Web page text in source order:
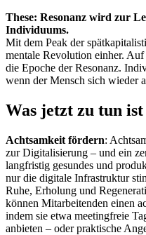
These: Resonanz wird zur
Individuums.
Mit dem Peak der
mentale Revolution einher.
die Epoche der Resonanz.
wenn der Mensch sich wieder
Was jetzt zu tun ist
Achtsamkeit fördern:
zur Digitalisierung – und ein
langfristig gesundes und
nur die digitale Infrastruktur
Ruhe, Erholung und
können Mitarbeitenden einen
indem sie etwa meetingfreie
anbieten – oder praktische